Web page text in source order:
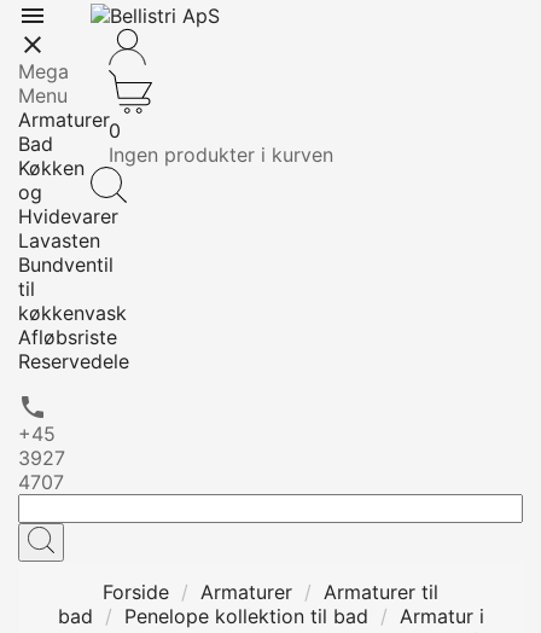


Mega
Menu
Armaturer
Bad
Køkken
og
Hvidevarer
Lavasten
Bundventil
til
køkkenvask
Afløbsriste
Reservedele

+45
3927
4707
0
Ingen produkter i kurven
Forside Armaturer
Armaturer til
bad
Penelope kollektion til bad
Armatur i